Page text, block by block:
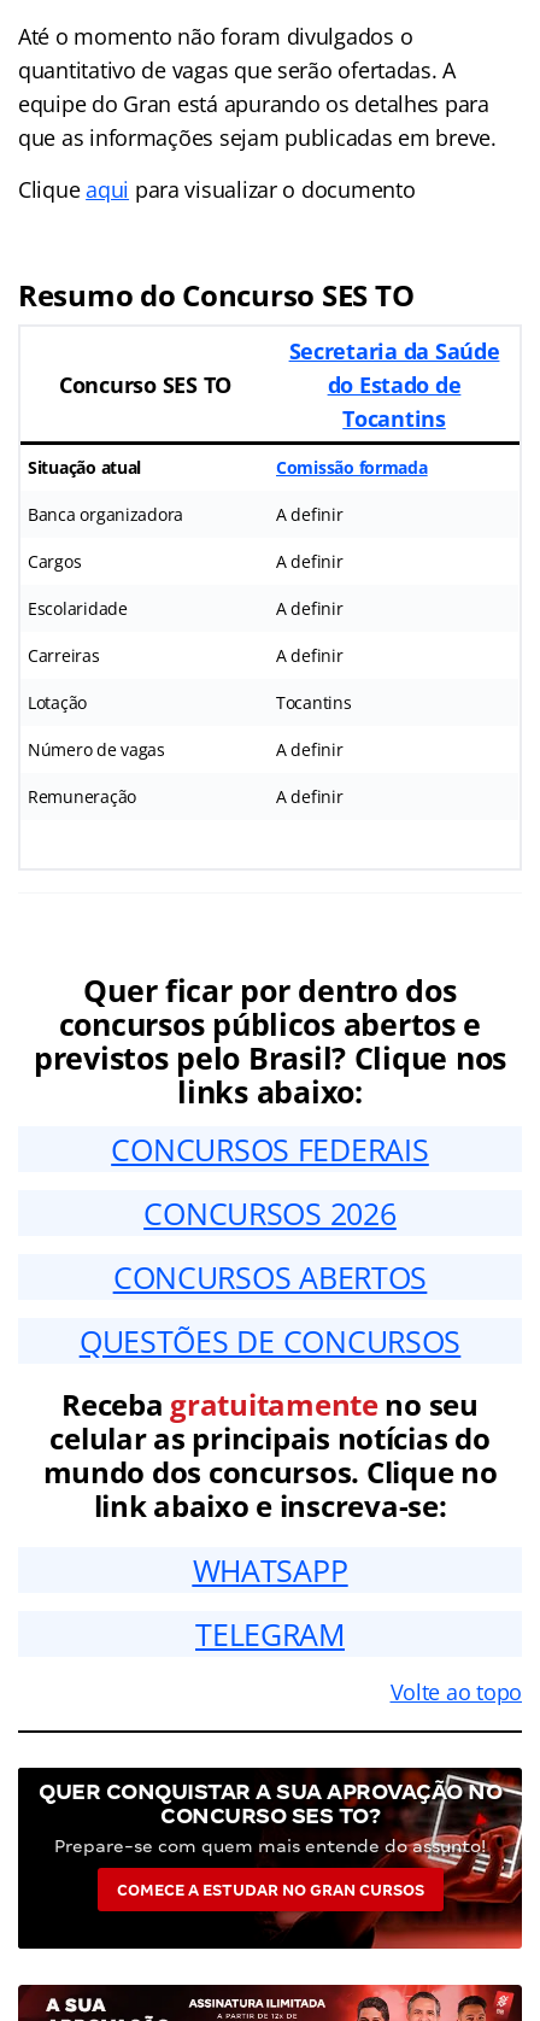
Até o momento não foram divulgados o
quantitativo de vagas que serão ofertadas. A
equipe do Gran está apurando os detalhes para
que as informações sejam publicadas em breve.
Cliqueaqui para visualizar o documento
Resumo do Concurso SES TO
Concurso SES TO
Secretaria da Saúde
do Estado de
Tocantins
Situação atual Comissão formada
Banca organizadora A definir
Cargos A definir
Escolaridade A definir
Carreiras A definir
Lotação Tocantins
Número de vagas A definir
Remuneração A definir
Quer ficar por dentro dos
concursos públicos abertos e
previstos pelo Brasil? Clique nos
links abaixo:
CONCURSOS FEDERAIS
CONCURSOS 2026
CONCURSOS ABERTOS
QUESTÕES DE CONCURSOS
Receba gratuitamenteno seu
celular as principais notícias do
mundo dos concursos. Clique no
link abaixo e inscreva-se:
WHATSAPP
TELEGRAM
Volte ao topo
QUER CONQUISTAR A SUA APROVAÇÃO NO
CONCURSO SES TO?
Prepare-se com quem mais entende do assunto!
COMECE A ESTUDAR NO GRAN CURSOS